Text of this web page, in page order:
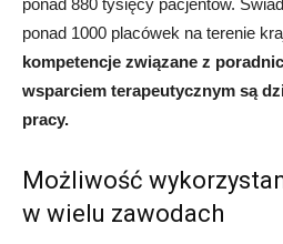
ponad 1000 placówek na terenie
kompetencje związane z
wsparciem terapeutycznym są
pracy.
Możliwość
w wielu zawodach